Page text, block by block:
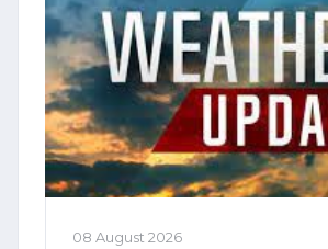
08 August 2026